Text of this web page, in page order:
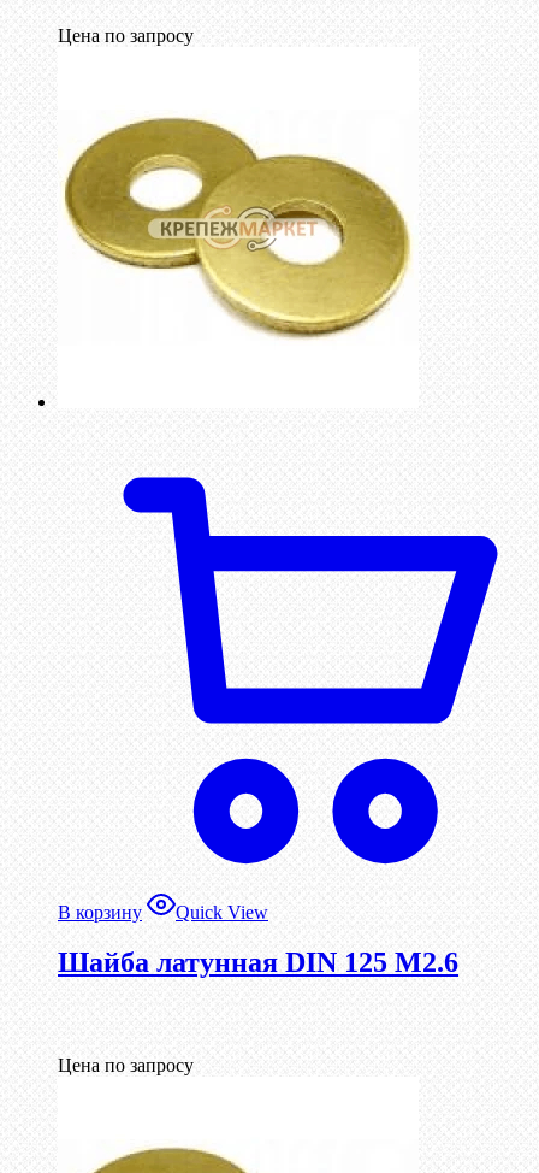
Цена по запросу
В корзину Quick View
Шайба латунная DIN 125 М2.6
Цена по запросу